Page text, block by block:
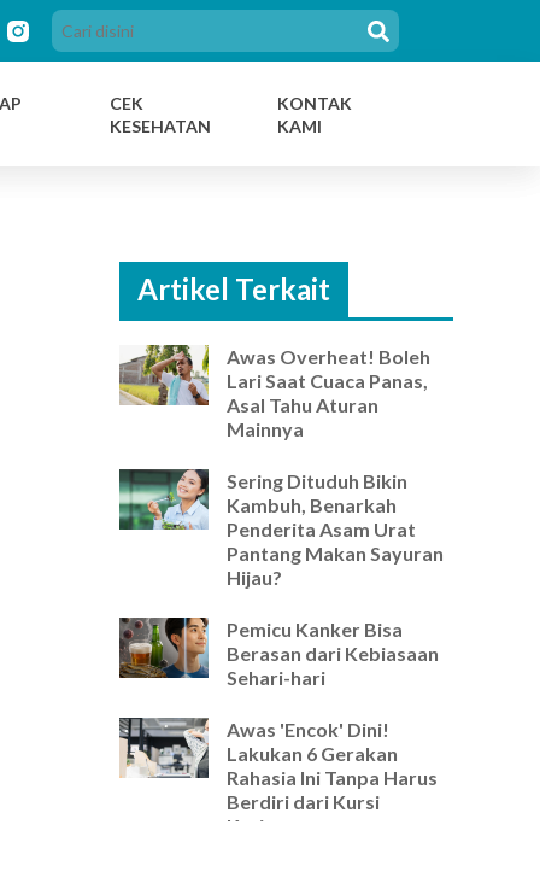
CEK
KESEHATAN
KONTAK
KAMI
Artikel Terkait
Awas Overheat! Boleh
Lari Saat Cuaca Panas,
Asal Tahu Aturan
Mainnya
Sering Dituduh Bikin
Kambuh, Benarkah
Penderita Asam Urat
Pantang Makan Sayuran
Hijau?
Pemicu Kanker Bisa
Berasan dari Kebiasaan
Sehari-hari
Awas 'Encok' Dini!
Lakukan 6 Gerakan
Rahasia Ini Tanpa Harus
Berdiri dari Kursi
Kerjamu